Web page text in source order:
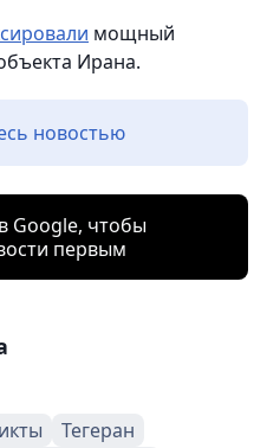
мощный
Ирана.
новостью
Google, чтобы
первым
Тегеран